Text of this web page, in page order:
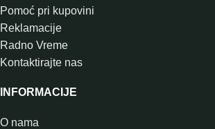
Pomoć pri kupovini
Reklamacije
Radno Vreme
Kontaktirajte nas
INFORMACIJE
O nama